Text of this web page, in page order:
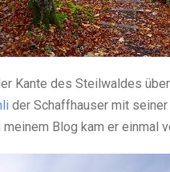
Kante des Steilwaldes
der Schaffhauser mit
Blog kam er einmal